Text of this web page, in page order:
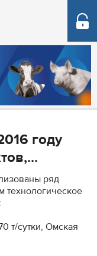
году
ряд
технологическое
т/сутки, Омская